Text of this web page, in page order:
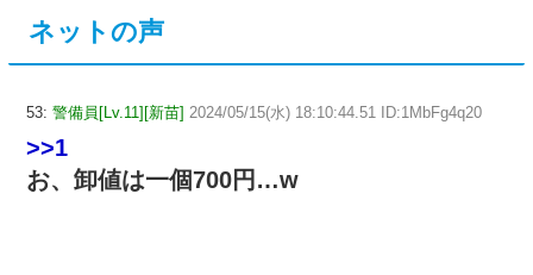
ネットの声
53: 警備員[Lv.11][新苗] 2024/05/15(水) 18:10:44.51 ID:1MbFg4q20
>>1
お、卸値は一個700円…w